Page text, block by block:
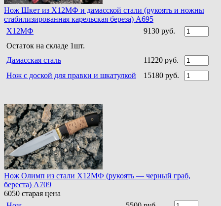
Нож Шкет из Х12МФ и дамасской стали (рукоять и ножны
стабилизированная карельская береза) A695
Х12МФ
9130 руб.
Остаток на складе 1шт.
Дамасская сталь
11220 руб.
Нож с доской для правки и шкатулкой
15180 руб.
Нож Олимп из стали Х12МФ (рукоять — черный граб,
береста) A709
6050 старая цена